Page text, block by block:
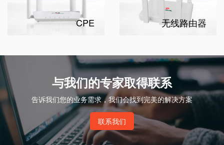
CPE 无线路由器
与我们的专家取得联系
告诉我们您的业务需求，我们会找到完美的解决方案
联系我们